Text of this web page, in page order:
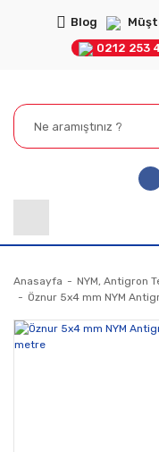
Blog
0212 253
Anasayfa
NYM, Antigron
Öznur 5x4 mm NYM